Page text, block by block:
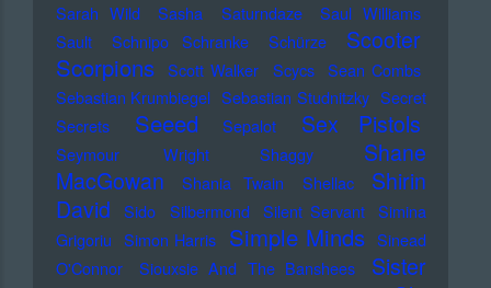
Sarah Wild
Sasha Saturndaze
Saul Williams
Sault
Schnipo Schranke Schürze Scooter
Scorpions Scott Walker Scycs Sean Combs
Sebastian Krumbiegel Sebastian Studnitzky Secret
Secrets
Seeed Sepalot Sex Pistols
Seymour Wright Shaggy
Shane
MacGowan
Shania Twain Shellac
Shirin
David
Sido Silbermond Silent Servant Simina
Grigoriu Simon Harris Simple Minds Sinead
O'Connor
Siouxsie And The Banshees
Sister